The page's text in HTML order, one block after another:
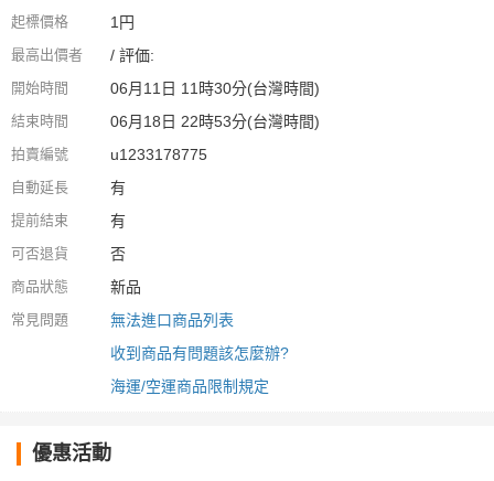
起標價格 1円
最高出價者 / 評価:
開始時間 06月11日 11時30分(台灣時間)
結束時間 06月18日 22時53分(台灣時間)
拍賣編號 u1233178775
自動延長 有
提前結束 有
可否退貨 否
商品狀態 新品
常見問題
無法進口商品列表
收到商品有問題該怎麼辦?
海運/空運商品限制規定
優惠活動